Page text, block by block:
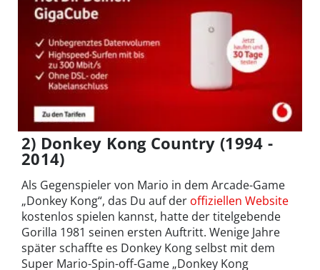
2) Donkey Kong Country (1994 -
2014)
Als Gegenspieler von Mario in dem Arcade-Game
„Donkey Kong“, das Du auf der offiziellen Website
kostenlos spielen kannst, hatte der titelgebende
Gorilla 1981 seinen ersten Auftritt. Wenige Jahre
später schaffte es Donkey Kong selbst mit dem
Super Mario-Spin-off-Game „Donkey Kong